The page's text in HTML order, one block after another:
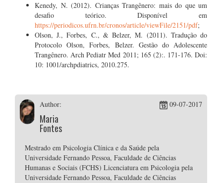
Kenedy, N. (2012). Crianças Trangênero: mais do que um
desafio teórico. Disponível em
https://periodicos.ufrn.br/cronos/article/viewFile/2151/pdf;
Olson, J., Forbes, C., & Belzer, M. (2011). Tradução do
Protocolo Olson, Forbes, Belzer. Gestão do Adolescente
Trangênero. Arch Pediatr Med 2011; 165 (2):. 171-176. Doi:
10: 1001/archpdiatrics, 2010.275.
Author:
Maria
Fontes
09-07-2017
Mestrado em Psicologia Clínica e da Saúde pela
Universidade Fernando Pessoa, Faculdade de Ciências
Humanas e Sociais (FCHS) Licenciatura em Psicologia pela
Universidade Fernando Pessoa, Faculdade de Ciências